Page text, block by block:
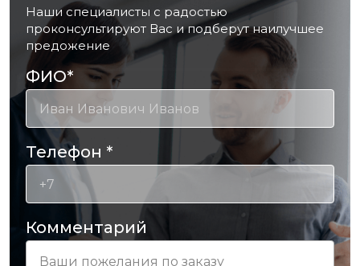
Наши специалисты с радостью
проконсультируют Вас и подберут наилучшее
предожение
ФИО*
Телефон *
Комментарий